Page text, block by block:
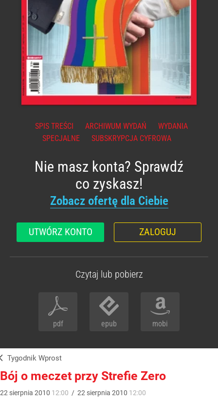
SPIS TREŚCI ARCHIWUM WYDAŃ
WYDANIA
SPECJALNE
SUBSKRYPCJA CYFROWA
Nie masz konta? Sprawdź
co zyskasz!
Zobacz ofertę dla Ciebie
UTWÓRZ KONTO ZALOGUJ
Czytaj lub pobierz
pdf epub mobi
Tygodnik Wprost
Bój o meczet przy Strefie Zero
22 sierpnia 2010 12:00 / 22 sierpnia 2010 12:00